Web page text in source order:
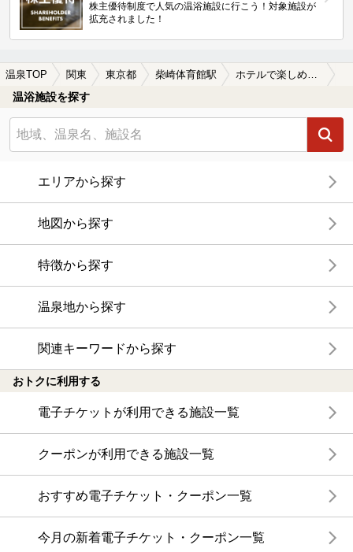
株主優待制度で人気の温浴施設に行こう！対象施設が
拡充されました！
温泉TOP 関東 東京都 柴崎体育館駅 ホテルで楽しめる柴崎体育館駅近くの温泉、日帰り温泉、スーパー銭湯おすすめ
温浴施設を探す
エリアから探す
地図から探す
特徴から探す
温泉地から探す
関連キーワードから探す
おトクに利用する
電子チケットが利用できる施設一覧
クーポンが利用できる施設一覧
おすすめ電子チケット・クーポン一覧
今月の新着電子チケット・クーポン一覧